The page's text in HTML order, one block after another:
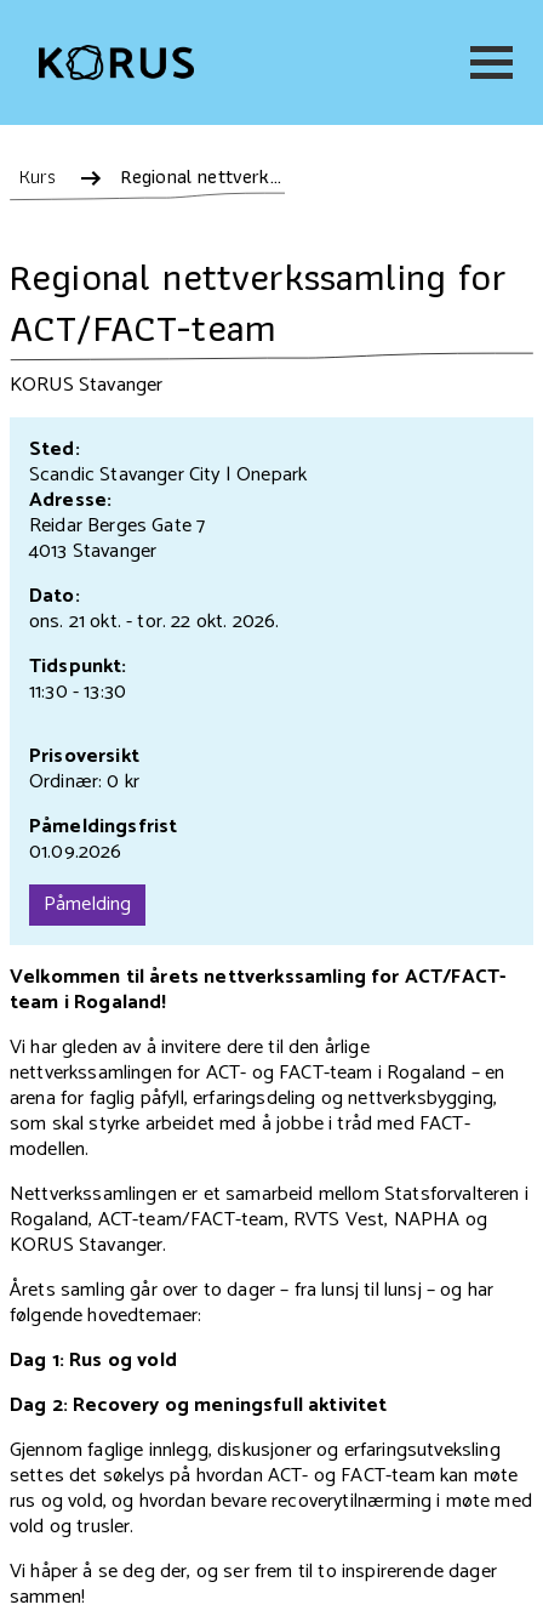
Kurs Regional nettverkssamling for ACT/FACT-team
Regional nettverkssamling for
ACT/FACT-team
KORUS Stavanger
Sted:
Scandic Stavanger City | Onepark
Adresse:
Reidar Berges Gate 7
4013 Stavanger
Dato:
ons. 21 okt.- tor. 22 okt. 2026.
Tidspunkt:
11:30 - 13:30
Prisoversikt
Ordinær: 0 kr
Påmeldingsfrist
01.09.2026
Påmelding
Velkommen til årets nettverkssamling for ACT/FACT-
team i Rogaland!
Vi har gleden av å invitere dere til den årlige
nettverkssamlingen for ACT- og FACT-team i Rogaland – en
arena for faglig påfyll, erfaringsdeling og nettverksbygging,
som skal styrke arbeidet med å jobbe i tråd med FACT-
modellen.
Nettverkssamlingen er et samarbeid mellom Statsforvalteren i
Rogaland, ACT-team/FACT-team, RVTS Vest, NAPHA og
KORUS Stavanger.
Årets samling går over to dager – fra lunsj til lunsj – og har
følgende hovedtemaer:
Dag 1: Rus og vold
Dag 2: Recovery og meningsfull aktivitet
Gjennom faglige innlegg, diskusjoner og erfaringsutveksling
settes det søkelys på hvordan ACT- og FACT-team kan møte
rus og vold, og hvordan bevare recoverytilnærming i møte med
vold og trusler.
Vi håper å se deg der, og ser frem til to inspirerende dager
sammen!